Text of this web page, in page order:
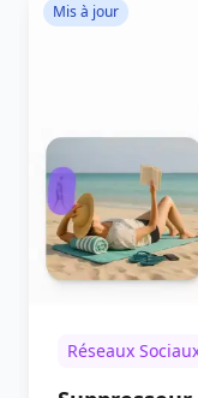
Mis à jour
Réseaux